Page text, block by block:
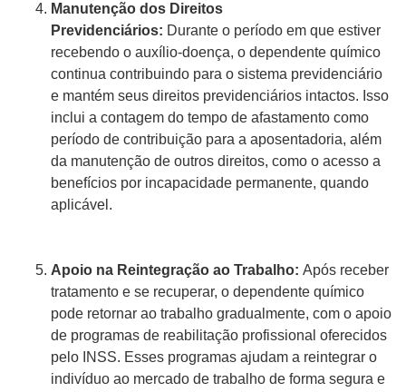
Manutenção dos Direitos
Previdenciários: Durante o período em que estiver
recebendo o auxílio-doença, o dependente químico
continua contribuindo para o sistema previdenciário
e mantém seus direitos previdenciários intactos. Isso
inclui a contagem do tempo de afastamento como
período de contribuição para a aposentadoria, além
da manutenção de outros direitos, como o acesso a
benefícios por incapacidade permanente, quando
aplicável.
Apoio na Reintegração ao Trabalho: Após receber
tratamento e se recuperar, o dependente químico
pode retornar ao trabalho gradualmente, com o apoio
de programas de reabilitação profissional oferecidos
pelo INSS. Esses programas ajudam a reintegrar o
indivíduo ao mercado de trabalho de forma segura e